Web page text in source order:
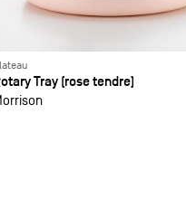
Tray (rose tendre)